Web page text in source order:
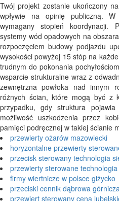
Twój projekt zostanie ukończony
wpływie na opinię publiczną.
wymagany stopień koordynacji.
systemy wód opadowych na
rozpoczęciem budowy podjazdu
wysokości powyżej 15 stóp na
trudnym do pokonania
wsparcie strukturalne wraz z
zewnętrzna powłoka nad innym
różnych ścian, które mogą być z
przypadku, gdy struktura
możliwość uszkodzenia przez
pamięci podręcznej w takiej ścianie
przewierty ożarów mazowiecki
horyzontalne przewierty
przecisk sterowany technologia
przewierty sterowane technologia
firmy wiertnicze w polsce giżycko
przeciski cennik dąbrowa
przewiert sterowany cena